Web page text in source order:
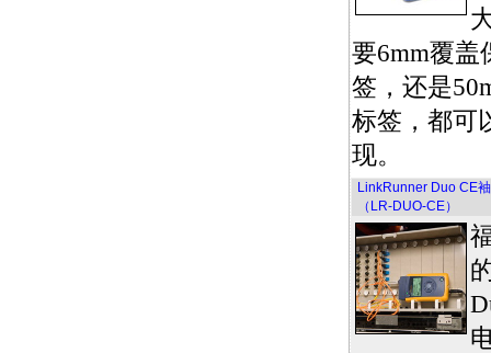
要6mm覆盖
签，还是
标签，都可
现。
LinkRunner Duo CE
（LR-DUO-CE）